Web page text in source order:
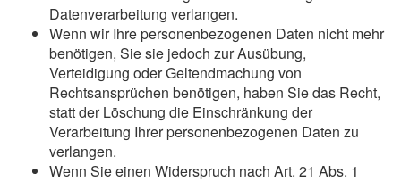
Datenverarbeitung verlangen.
Wenn wir Ihre personenbezogenen Daten nicht mehr
benötigen, Sie sie jedoch zur Ausübung,
Verteidigung oder Geltendmachung von
Rechtsansprüchen benötigen, haben Sie das Recht,
statt der Löschung die Einschränkung der
Verarbeitung Ihrer personenbezogenen Daten zu
verlangen.
Wenn Sie einen Widerspruch nach Art. 21 Abs. 1